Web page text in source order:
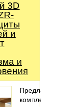
3D
и
и
Предлагаем
комплекты